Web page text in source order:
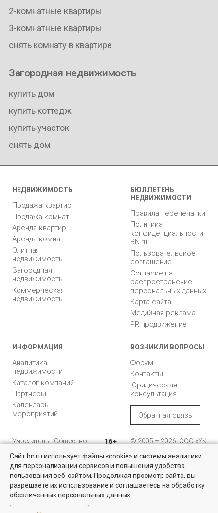
2-комнатные квартиры
3-комнатные квартиры
снять комнату в квартире
Загородная недвижимость
купить дом
купить коттедж
купить участок
снять дом
НЕДВИЖИМОСТЬ
Продажа квартир
Продажа комнат
Аренда квартир
Аренда комнат
Элитная
недвижимость
Загородная
недвижимость
Коммерческая
недвижимость
БЮЛЛЕТЕНЬ
НЕДВИЖИМОСТИ
Правила перепечатки
Политика
конфиденциальности
BN.ru
Пользовательское
соглашение
Согласие на
распространение
персональных данных
Карта сайта
Медийная реклама
PR продвижение
ИНФОРМАЦИЯ
Аналитика
недвижимости
Каталог компаний
Партнеры
Календарь
мероприятий
ВОЗНИКЛИ ВОПРОСЫ
Форум
Контакты
Юридическая
консультация
Обратная связь
Учредитель - Общество
ответственностью
"Управляющая
компания "Бюллетень
недвижимости"
16+
© 2005 – 2026, ООО «УК
196105, Санкт-
Петербург, пр. Юрия
Гагарина, 1
8 (812) 331-93-56
Сайт bn.ru использует файлы «cookie» и системы аналитики
для персонализации сервисов и повышения удобства
пользования веб-сайтом. Продолжая просмотр сайта, вы
разрешаете их использование и соглашаетесь на обработку
обезличенных персональных данных.